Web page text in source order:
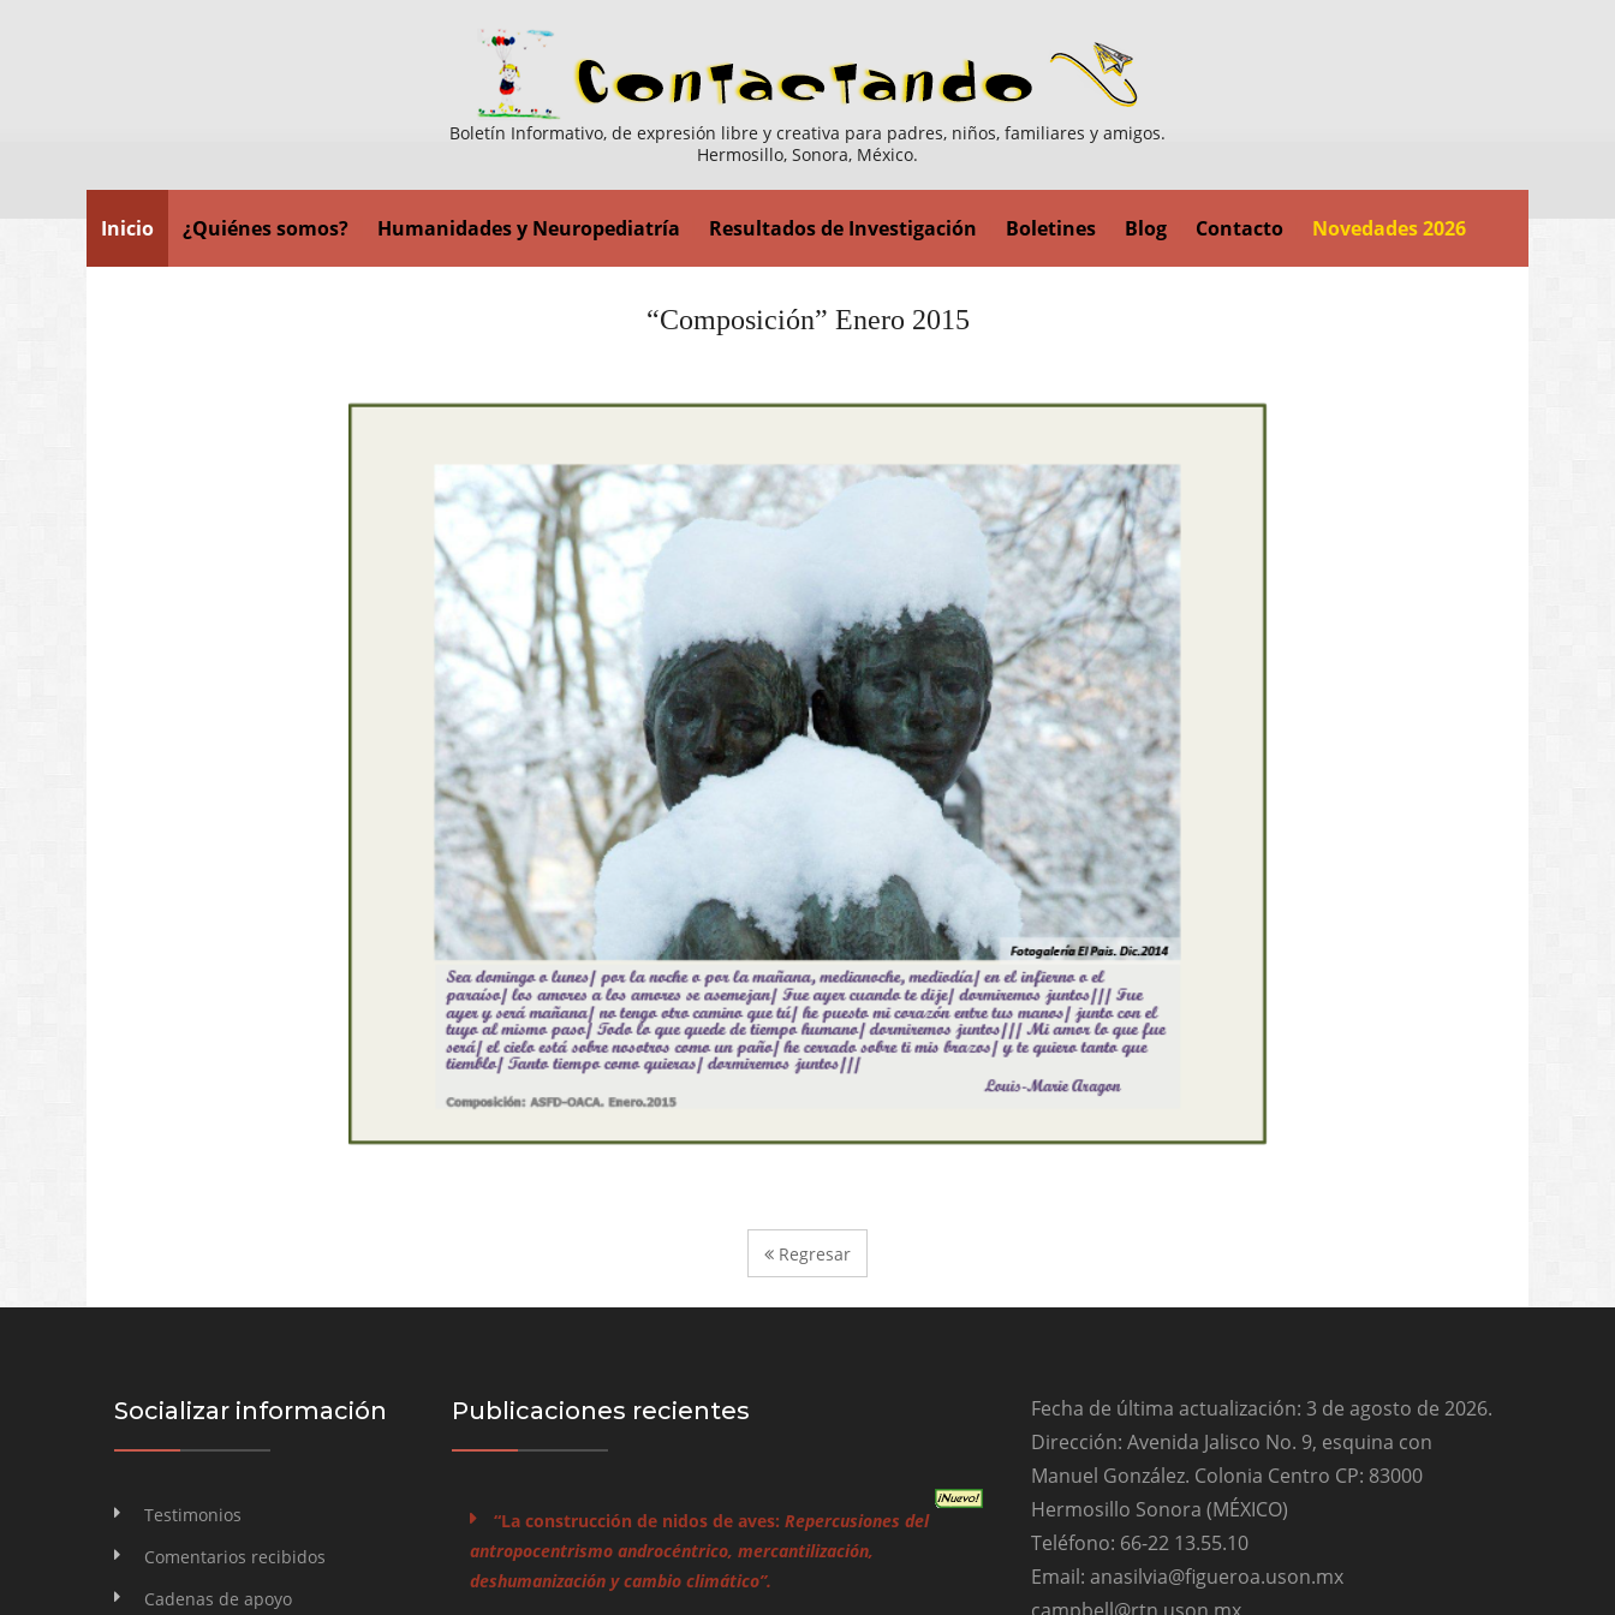
Boletín Informativo, de expresión libre y creativa para padres, niños, familiares y amigos.
Hermosillo, Sonora, México.
Inicio ¿Quiénes somos? Humanidades y Neuropediatría Resultados de Investigación Boletines Blog Contacto Novedades 2026
“Composición” Enero 2015
Regresar
Socializar información
Testimonios
Comentarios recibidos
Cadenas de apoyo
Publicaciones recientes
“La construcción de nidos de aves: Repercusiones del
antropocentrismo androcéntrico, mercantilización,
deshumanización y cambio climático”.
Fecha de última actualización: 3 de agosto de 2026.
Dirección: Avenida Jalisco No. 9, esquina con
Manuel González. Colonia Centro CP: 83000
Hermosillo Sonora (MÉXICO)
Teléfono: 66-22 13.55.10
Email: anasilvia@figueroa.uson.mx